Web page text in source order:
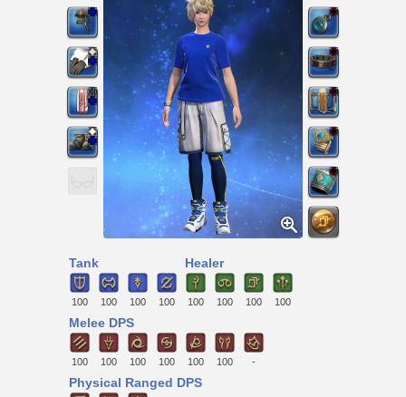
Tank
100 100 100 100
Healer
100 100 100 100
Melee DPS
100 100 100 100 100 100 -
Physical Ranged DPS